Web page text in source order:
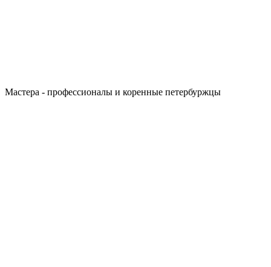
Мастера - профессионалы и коренные петербуржцы